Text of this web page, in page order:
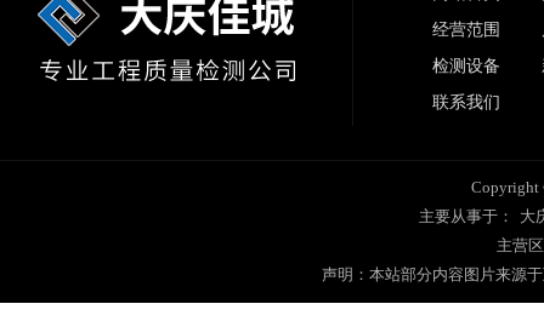
经营范围
检测设备
联系我们
主要从事于：
大
主营
声明：本站部分内容图片来源